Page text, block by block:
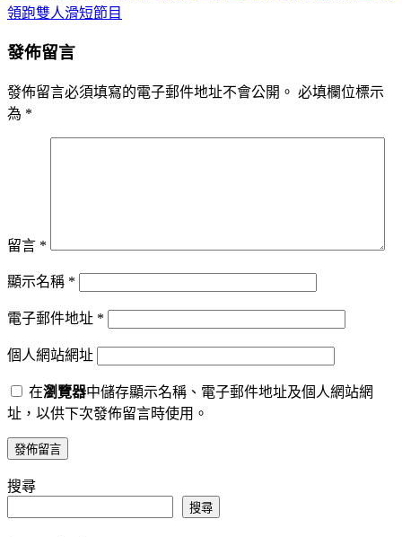
導
覽
領跑雙人滑短節目
發佈留言
發佈留言必須填寫的電子郵件地址不會公開。 必填欄位標示
為 *
留言 *
顯示名稱 *
電子郵件地址 *
個人網站網址
在瀏覽器中儲存顯示名稱、電子郵件地址及個人網站網
址，以供下次發佈留言時使用。
搜尋
搜尋